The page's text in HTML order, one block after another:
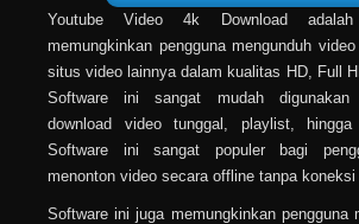
Youtube Video 4k Download
memungkinkan pengguna mengunduh
situs video lainnya dalam kualitas HD, Full
Software ini sangat mudah digunakan
download video tunggal, playlist, hingga
Software ini sangat populer bagi
menonton video secara offline tanpa koneksi
Software ini juga memungkinkan pengguna